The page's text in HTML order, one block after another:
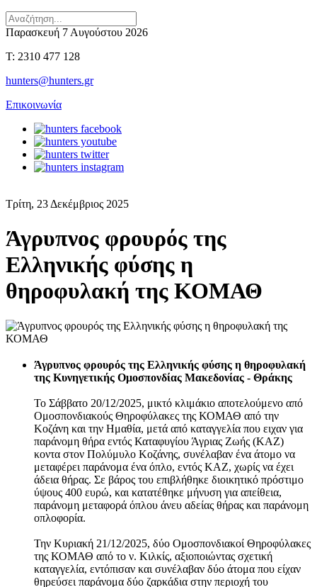
Παρασκευή 7 Αυγούστου 2026
T: 2310 477 128
hunters@hunters.gr
Επικοινωνία
Τρίτη, 23 Δεκέμβριος 2025
Άγρυπνος φρουρός της
Ελληνικής φύσης η
θηροφυλακή της ΚΟΜΑΘ
Άγρυπνος φρουρός της Ελληνικής φύσης η θηροφυλακή
της Κυνηγετικής Ομοσπονδίας Μακεδονίας - Θράκης
Το Σάββατο 20/12/2025, μικτό κλιμάκιο αποτελούμενο από
Ομοσπονδιακούς Θηροφύλακες της ΚΟΜΑΘ από την
Κοζάνη και την Ημαθία, μετά από καταγγελία που ειχαν για
παράνομη θήρα εντός Καταφυγίου Άγριας Ζωής (ΚΑΖ)
κοντα στον Πολύμυλο Κοζάνης, συνέλαβαν ένα άτομο να
μεταφέρει παράνομα ένα όπλο, εντός ΚΑΖ, χωρίς να έχει
άδεια θήρας. Σε βάρος του επιβλήθηκε διοικητικό πρόστιμο
ύψους 400 ευρώ, και κατατέθηκε μήνυση για απείθεια,
παράνομη μεταφορά όπλου άνευ αδείας θήρας και παράνομη
οπλοφορία.
Την Κυριακή 21/12/2025, δύο Ομοσπονδιακοί Θηροφύλακες
της ΚΟΜΑΘ από το ν. Κιλκίς, αξιοποιώντας σχετική
καταγγελία, εντόπισαν και συνέλαβαν δύο άτομα που είχαν
θηρεύσει παράνομα δύο ζαρκάδια στην περιοχή του